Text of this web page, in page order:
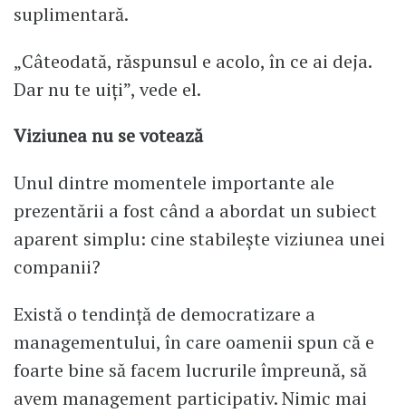
suplimentară.
„Câteodată, răspunsul e acolo, în ce ai deja.
Dar nu te uiți”, vede el.
Viziunea nu se votează
Unul dintre momentele importante ale
prezentării a fost când a abordat un subiect
aparent simplu: cine stabilește viziunea unei
companii?
Există o tendință de democratizare a
managementului, în care oamenii spun că e
foarte bine să facem lucrurile împreună, să
avem management participativ. Nimic mai